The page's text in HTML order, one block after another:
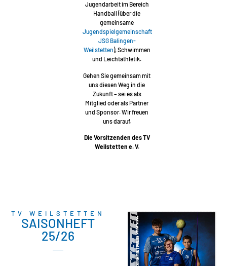
Jugendarbeit im Bereich
Handball (über die
gemeinsame
Jugendspielgemeinschaft
JSG Balingen-
Weilstetten), Schwimmen
und Leichtathletik.
Gehen Sie gemeinsam mit
uns diesen Weg in die
Zukunft – sei es als
Mitglied oder als Partner
und Sponsor. Wir freuen
uns darauf.
Die Vorsitzenden des TV
Weilstetten e. V.
TV WEILSTETTEN
SAISONHEFT
25/26